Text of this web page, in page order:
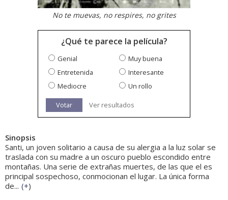
No te muevas, no respires, no grites
¿Qué te parece la película?
Genial
Muy buena
Entretenida
Interesante
Mediocre
Un rollo
Votar Ver resultados
Sinopsis
Santi, un joven solitario a causa de su alergia a la luz solar se
traslada con su madre a un oscuro pueblo escondido entre
montañas. Una serie de extrañas muertes, de las que el es
principal sospechoso, conmocionan el lugar. La única forma
de... (+)